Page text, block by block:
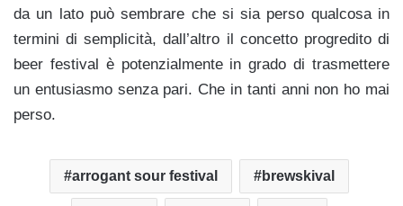
da un lato può sembrare che si sia perso qualcosa in
termini di semplicità, dall’altro il concetto progredito di
beer festival è potenzialmente in grado di trasmettere
un entusiasmo senza pari. Che in tanti anni non ho mai
perso.
arrogant sour festival brewskival